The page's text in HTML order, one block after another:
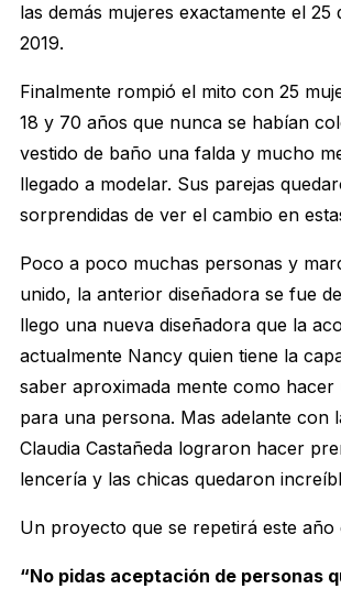
las demás mujeres exactamente el 25
2019.
Finalmente rompió el mito con 25
18 y 70 años que nunca se habían
vestido de baño una falda y mucho
llegado a modelar. Sus parejas
sorprendidas de ver el cambio en
Poco a poco muchas personas y
unido, la anterior diseñadora se fue
llego una nueva diseñadora que la
actualmente Nancy quien tiene la
saber aproximada mente como hacer
para una persona. Mas adelante con
Claudia Castañeda lograron hacer
lencería y las chicas quedaron
Un proyecto que se repetirá este año
“No pidas aceptación de personas